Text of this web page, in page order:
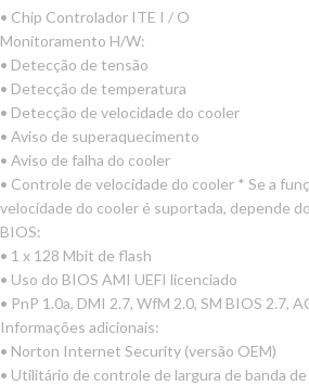
• Chip Controlador ITE I / O
Monitoramento H/W:
• Detecção de tensão
• Detecção de temperatura
• Detecção de velocidade do cooler
• Aviso de superaquecimento
• Aviso de falha do cooler
• Controle de velocidade do cooler * Se a
velocidade do cooler é suportada, depende
BIOS:
• 1 x 128 Mbit de flash
• Uso do BIOS AMI UEFI licenciado
• PnP 1.0a, DMI 2.7, WfM 2.0, SM BIOS 2.7,
Informações adicionais:
• Norton Internet Security (versão OEM)
• Utilitário de controle de largura de banda